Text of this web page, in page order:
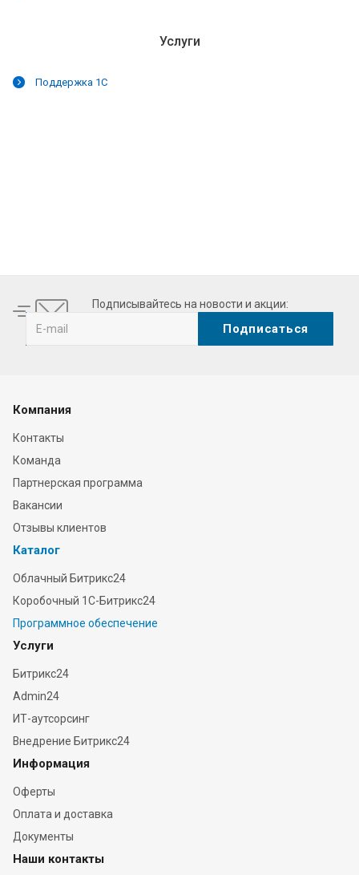
Услуги
Поддержка 1С
Подписывайтесь на новости и акции:
Компания
Контакты
Команда
Партнерская программа
Вакансии
Отзывы клиентов
Каталог
Облачный Битрикс24
Коробочный 1С-Битрикс24
Программное обеспечение
Услуги
Битрикс24
Admin24
ИТ-аутсорсинг
Внедрение Битрикс24
Информация
Оферты
Оплата и доставка
Документы
Наши контакты